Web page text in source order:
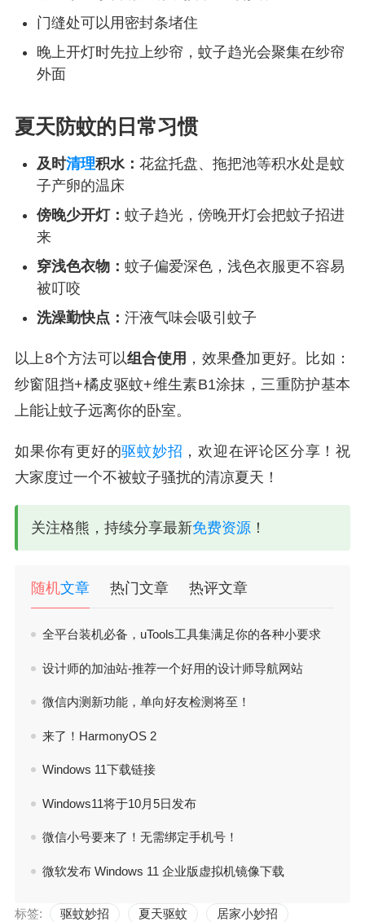
门缝处可以用密封条堵住
晚上开灯时先拉上纱帘，蚊子趋光会聚集在纱帘
外面
夏天防蚊的日常习惯
及时清理积水： 花盆托盘、拖把池等积水处是蚊
子产卵的温床
傍晚少开灯： 蚊子趋光，傍晚开灯会把蚊子招进
来
穿浅色衣物： 蚊子偏爱深色，浅色衣服更不容易
被叮咬
洗澡勤快点： 汗液气味会吸引蚊子
以上8个方法可以组合使用 ，效果叠加更好。比如：
纱窗阻挡+橘皮驱蚊+维生素B1涂抹，三重防护基本
上能让蚊子远离你的卧室。
如果你有更好的驱蚊妙招 ，欢迎在评论区分享！祝
大家度过一个不被蚊子骚扰的清凉夏天！
关注格熊，持续分享最新免费资源 ！
随机文章 热门文章 热评文章
全平台装机必备，uTools工具集满足你的各种小要求
设计师的加油站-推荐一个好用的设计师导航网站
微信内测新功能，单向好友检测将至！
来了！HarmonyOS 2
Windows 11下载链接
Windows11将于10月5日发布
微信小号要来了！无需绑定手机号！
微软发布 Windows 11 企业版虚拟机镜像下载
标签: 驱蚊妙招 夏天驱蚊 居家小妙招